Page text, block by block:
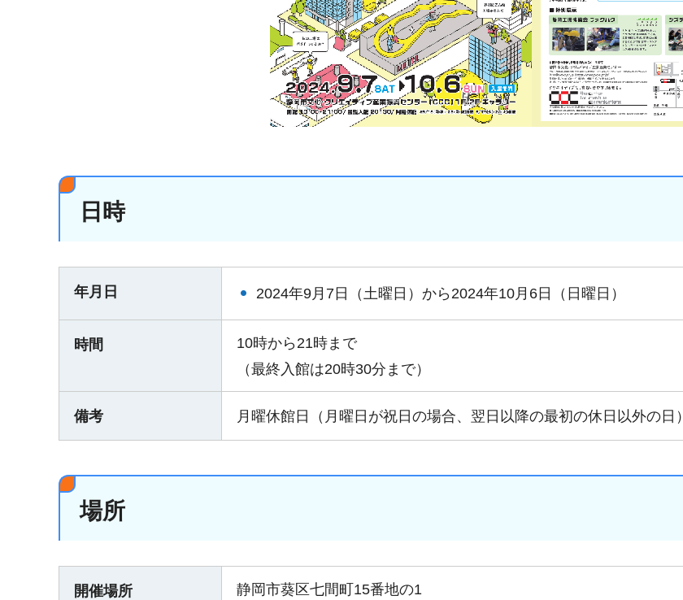
日時
年月日 2024年9月7日（土曜日）から2024年10月6日（日曜日）
時間
10時から21時まで
（最終入館は20時30分まで）
備考 月曜休館日（月曜日が祝日の場合、翌日以降の最初の休日以外の日）
場所
開催場所
静岡市葵区七間町15番地の1